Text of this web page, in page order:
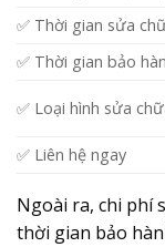
✅ Thời gian sửa
✅ Thời gian bảo
✅ Loại hình sửa
✅ Liên hệ ngay
Ngoài ra, chi phí
thời gian bảo